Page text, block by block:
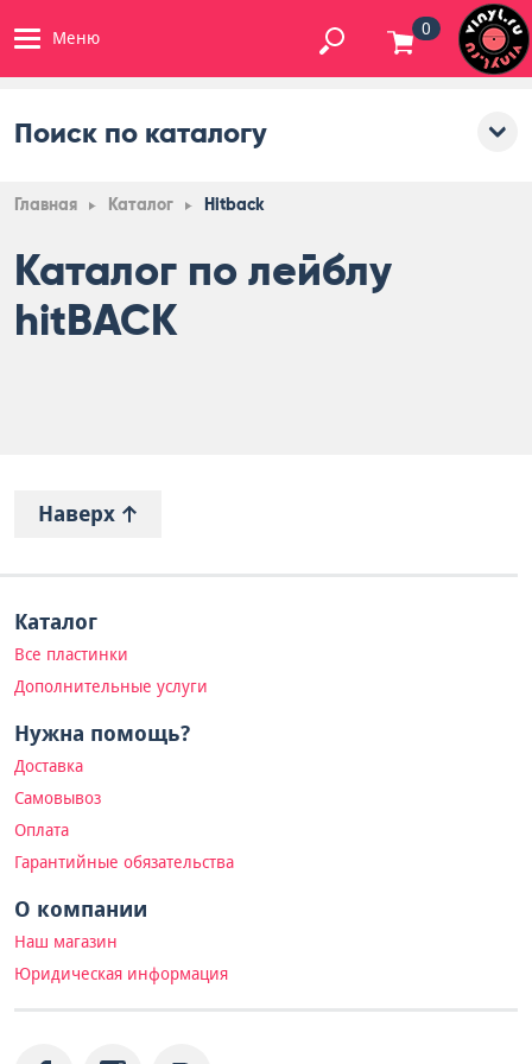
Меню 0
Поиск по каталогу
Главная Каталог Hitback
Каталог по лейблу
hitBACK
Наверх
Каталог
Все пластинки
Дополнительные услуги
Нужна помощь?
Доставка
Самовывоз
Оплата
Гарантийные обязательства
О компании
Наш магазин
Юридическая информация